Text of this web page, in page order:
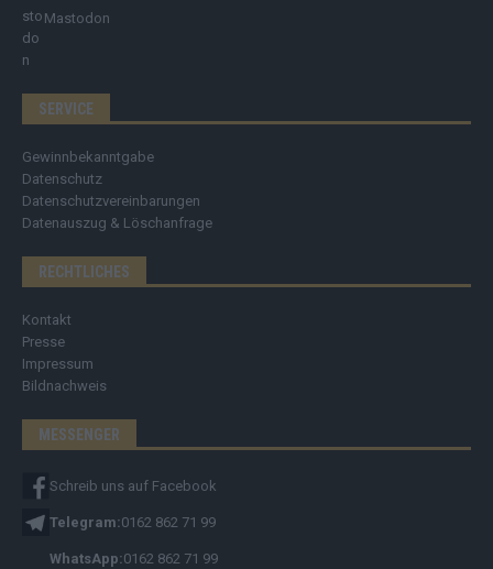
Mastodon
SERVICE
Gewinnbekanntgabe
Datenschutz
Datenschutzvereinbarungen
Datenauszug & Löschanfrage
RECHTLICHES
Kontakt
Presse
Impressum
Bildnachweis
MESSENGER
Schreib uns auf Facebook
Telegram:0162 862 71 99
WhatsApp:0162 862 71 99